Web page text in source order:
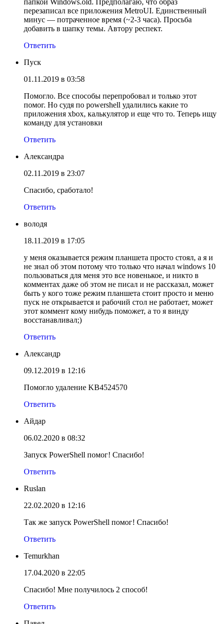
перезаписал все приложения MetroUI. Единственный
минус — потраченное время (~2-3 часа). Просьба
добавить в шапку темы. Автору респект.
Ответить
Пуск
01.11.2019 в 03:58
Помогло. Все способы перепробовал и только этот
помог. Но судя по powershell удалились какие то
приложения xbox, калькулятор и еще что то. Теперь ищу
команду для установки
Ответить
Александра
02.11.2019 в 23:07
Спасибо, сработало!
Ответить
володя
18.11.2019 в 17:05
у меня оказывается режим планшета просто стоял, а я и
не знал об этом потому что только что начал windows 10
пользоваться для меня это все новенькое, и никто в
комментах даже об этом не писал и не рассказал, может
быть у кого тоже режим планшета стоит просто и меню
пуск не открывается и рабочий стол не работает, может
этот коммент кому нибудь поможет, а то я винду
восстанавливал;)
Ответить
Александр
09.12.2019 в 12:16
Помогло удаление KB4524570
Ответить
Айдар
06.02.2020 в 08:32
Запуск PowerShell помог! Спасибо!
Ответить
Ruslan
22.02.2020 в 12:16
Так же запуск PowerShell помог! Спасибо!
Ответить
Temurkhan
17.04.2020 в 22:05
Спасибо! Мне получилось 2 способ!
Ответить